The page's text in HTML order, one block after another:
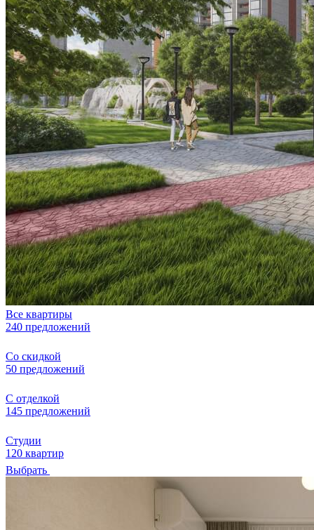
Все квартиры
240 предложений
Со скидкой
50 предложений
С отделкой
145 предложений
Студии
120 квартир
Выбрать